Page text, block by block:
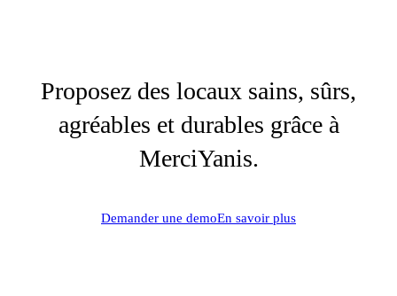
Proposez des locaux sains, sûrs,
agréables et durables grâce à
MerciYanis.
Demander une demoEn savoir plus